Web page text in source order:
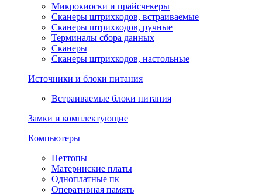
Микрокиоски и прайсчекеры
Сканеры штрихкодов, встраиваемые
Сканеры штрихкодов, ручные
Терминалы сбора данных
Сканеры
Сканеры штрихкодов, настольные
Источники и блоки питания
Встраиваемые блоки питания
Замки и комплектующие
Компьютеры
Неттопы
Материнские платы
Одноплатные пк
Оперативная память